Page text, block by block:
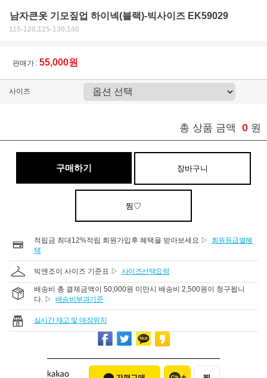
남자큰옷 기모짚업 하이넥(블랙)-빅사이즈 EK59029
115-120,125-130,140
판매가 : 55,000원
사이즈
총 상품 금액 0 원
구매하기 장바구니
찜♡
적립금 최대12%적립 회원가입후 혜택을 받아보세요 ▷
회원등급별혜
택
빅앤조이 사이즈 기준표 ▷ 사이즈선택요령
배송비 총 결제금액이 50,000원 미만시 배송비 2,500원이 청구됩니
다. ▷ 배송비부과기준
실시간 재고 및 매장위치